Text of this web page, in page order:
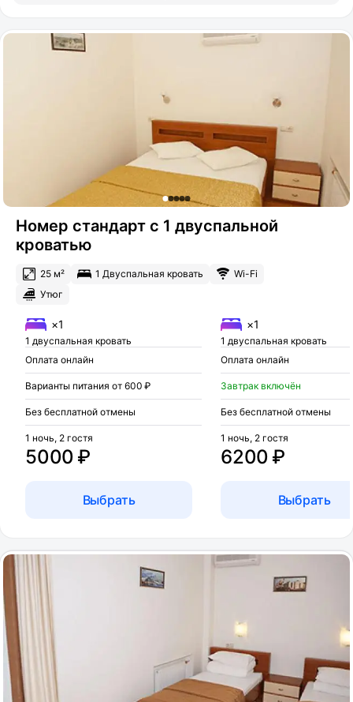
Номер стандарт с 1 двуспальной
кроватью
25 м² 1 Двуспальная кровать
Wi-Fi
Утюг
×1
1 двуспальная кровать
Оплата онлайн
Варианты питания от 600 ₽
Без бесплатной отмены
5000 ₽
1 ночь, 2 гостя
Выбрать
×1
1 двуспальная кровать
Оплата онлайн
Завтрак включён
Без бесплатной отмены
6200 ₽
1 ночь, 2 гостя
Выбрать